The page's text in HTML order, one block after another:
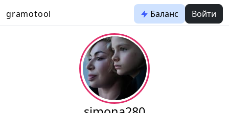
gramotool Баланс Войти